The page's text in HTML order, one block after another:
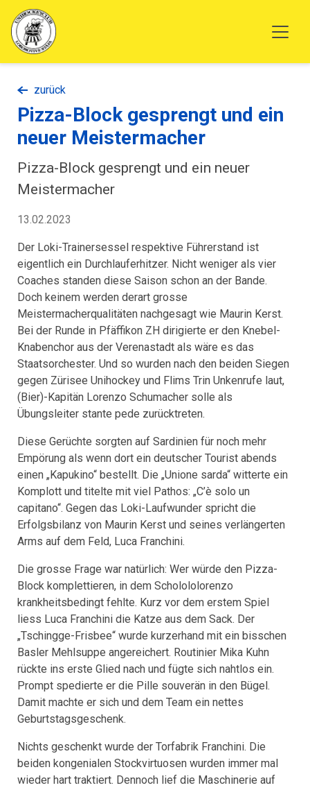
zurück
Pizza-Block gesprengt und ein
neuer Meistermacher
Pizza-Block gesprengt und ein neuer
Meistermacher
13.02.2023
Der Loki-Trainersessel respektive Führerstand ist
eigentlich ein Durchlauferhitzer. Nicht weniger als vier
Coaches standen diese Saison schon an der Bande.
Doch keinem werden derart grosse
Meistermacherqualitäten nachgesagt wie Maurin Kerst.
Bei der Runde in Pfäffikon ZH dirigierte er den Knebel-
Knabenchor aus der Verenastadt als wäre es das
Staatsorchester. Und so wurden nach den beiden Siegen
gegen Zürisee Unihockey und Flims Trin Unkenrufe laut,
(Bier)-Kapitän Lorenzo Schumacher solle als
Übungsleiter stante pede zurücktreten.
Diese Gerüchte sorgten auf Sardinien für noch mehr
Empörung als wenn dort ein deutscher Tourist abends
einen „Kapukino“ bestellt. Die „Unione sarda“ witterte ein
Komplott und titelte mit viel Pathos: „C’è solo un
capitano“. Gegen das Loki-Laufwunder spricht die
Erfolgsbilanz von Maurin Kerst und seines verlängerten
Arms auf dem Feld, Luca Franchini.
Die grosse Frage war natürlich: Wer würde den Pizza-
Block komplettieren, in dem Scholololorenzo
krankheitsbedingt fehlte. Kurz vor dem erstem Spiel
liess Luca Franchini die Katze aus dem Sack. Der
„Tschingge-Frisbee“ wurde kurzerhand mit ein bisschen
Basler Mehlsuppe angereichert. Routinier Mika Kuhn
rückte ins erste Glied nach und fügte sich nahtlos ein.
Prompt spedierte er die Pille souverän in den Bügel.
Damit machte er sich und dem Team ein nettes
Geburtstagsgeschenk.
Nichts geschenkt wurde der Torfabrik Franchini. Die
beiden kongenialen Stockvirtuosen wurden immer mal
wieder hart traktiert. Dennoch lief die Maschinerie auf